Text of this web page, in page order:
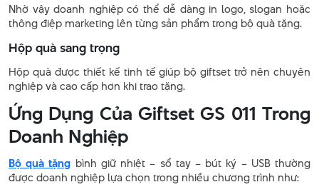
Nhờ vậy doanh nghiệp có thể dễ dàng in logo, slogan hoặc
thông điệp marketing lên từng sản phẩm trong bộ quà tặng.
Hộp quà sang trọng
Hộp quà được thiết kế tinh tế giúp bộ giftset trở nên chuyên
nghiệp và cao cấp hơn khi trao tặng.
Ứng Dụng Của Giftset GS 011 Trong
Doanh Nghiệp
Bộ quà tặng bình giữ nhiệt – sổ tay – bút ký – USB thường
được doanh nghiệp lựa chọn trong nhiều chương trình như: